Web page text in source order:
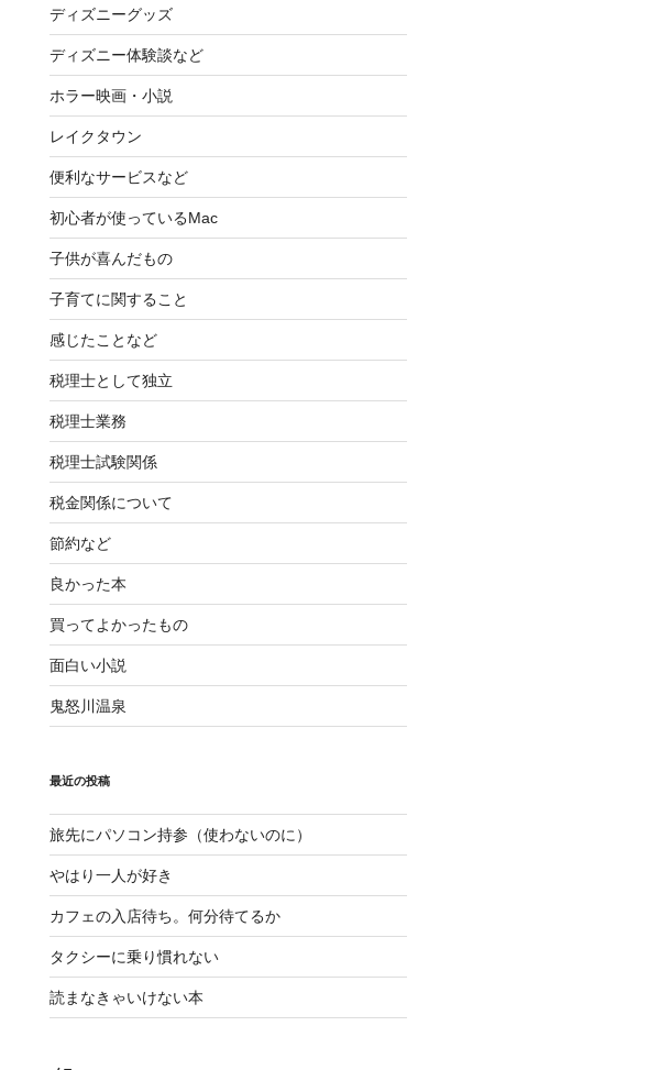
ディズニーグッズ
ディズニー体験談など
ホラー映画・小説
レイクタウン
便利なサービスなど
初心者が使っているMac
子供が喜んだもの
子育てに関すること
感じたことなど
税理士として独立
税理士業務
税理士試験関係
税金関係について
節約など
良かった本
買ってよかったもの
面白い小説
鬼怒川温泉
最近の投稿
旅先にパソコン持参（使わないのに）
やはり一人が好き
カフェの入店待ち。何分待てるか
タクシーに乗り慣れない
読まなきゃいけない本